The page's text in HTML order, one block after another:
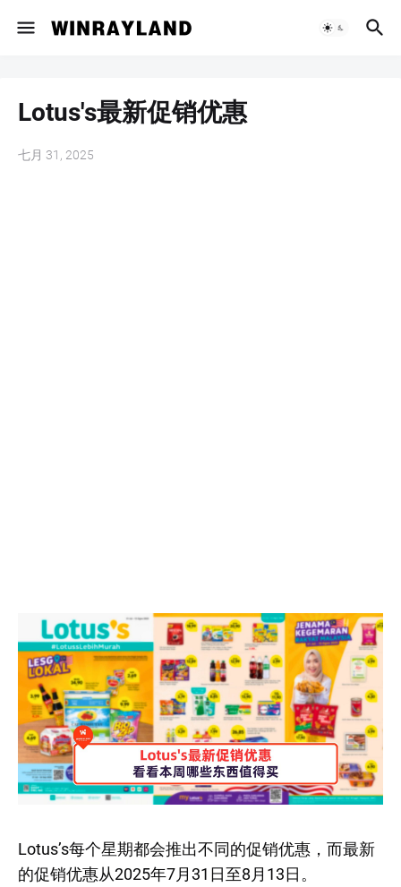
Lotus's最新促销优惠
七月 31, 2025
Lotus’s每个星期都会推出不同的促销优惠，而最新
的促销优惠从2025年7月31日至8月13日。